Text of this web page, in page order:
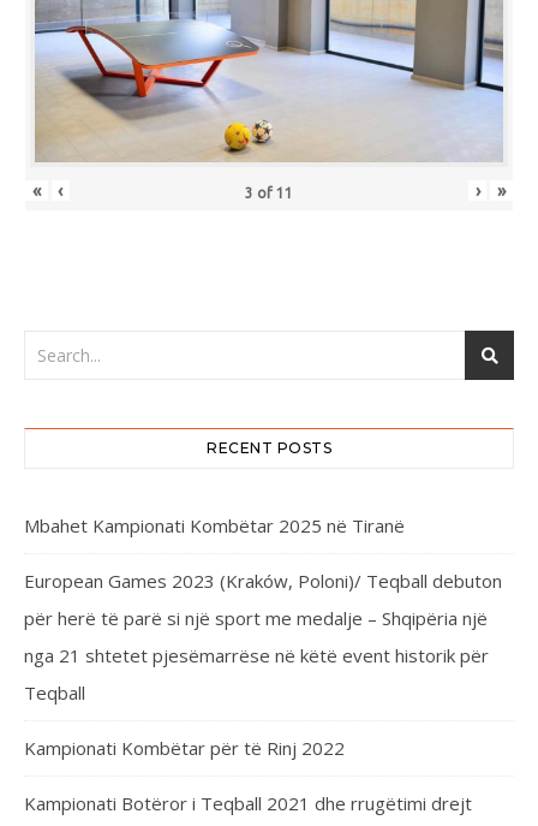
« ‹ 3 of 11 › »
RECENT POSTS
Mbahet Kampionati Kombëtar 2025 në Tiranë
European Games 2023 (Kraków, Poloni)/ Teqball debuton
për herë të parë si një sport me medalje – Shqipëria një
nga 21 shtetet pjesëmarrëse në këtë event historik për
Teqball
Kampionati Kombëtar për të Rinj 2022
Kampionati Botëror i Teqball 2021 dhe rrugëtimi drejt